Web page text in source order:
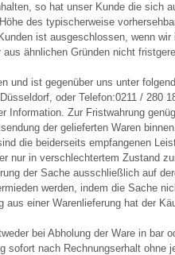
so hat unser Kunde die sich
des typischerweise
ist ausgeschlossen, wenn
ähnlichen Gründen nicht
und ist gegenüber uns unter
oder Telefon:0211 / 280
Information. Zur Fristwahrung
der gelieferten Waren
die beiderseits empfangenen
nur in verschlechtertem Zustand
der Sache ausschließlich auf
werden, indem die Sache
aus einer Warenlieferung hat der
bei Abholung der Ware in
sofort nach Rechnungserhalt